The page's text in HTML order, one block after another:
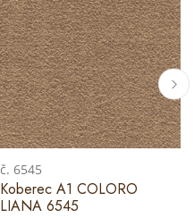
č. 6545
Koberec A1 COLORO
LIANA 6545